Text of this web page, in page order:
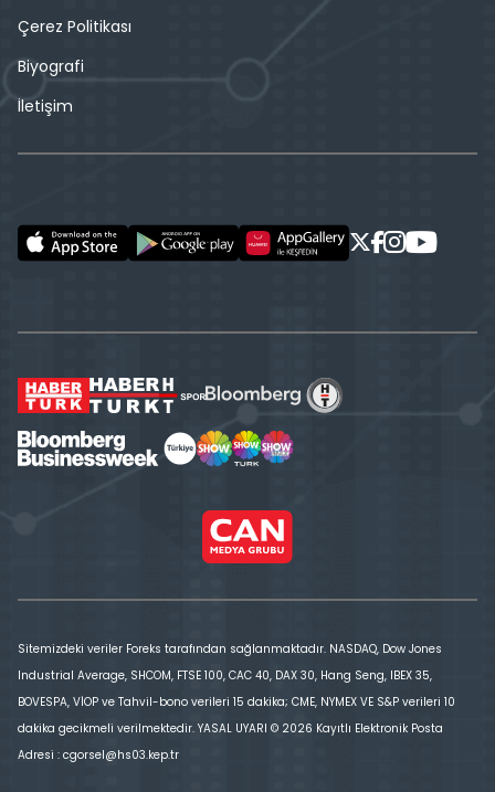
Çerez Politikası
Biyografi
İletişim
Sitemizdeki veriler Foreks tarafından sağlanmaktadır. NASDAQ, Dow Jones
Industrial Average, SHCOM, FTSE 100, CAC 40, DAX 30, Hang Seng, IBEX 35,
BOVESPA, VİOP ve Tahvil-bono verileri 15 dakika; CME, NYMEX VE S&P verileri 10
dakika gecikmeli verilmektedir. YASAL UYARI © 2026 Kayıtlı Elektronik Posta
Adresi : cgorsel@hs03.kep.tr